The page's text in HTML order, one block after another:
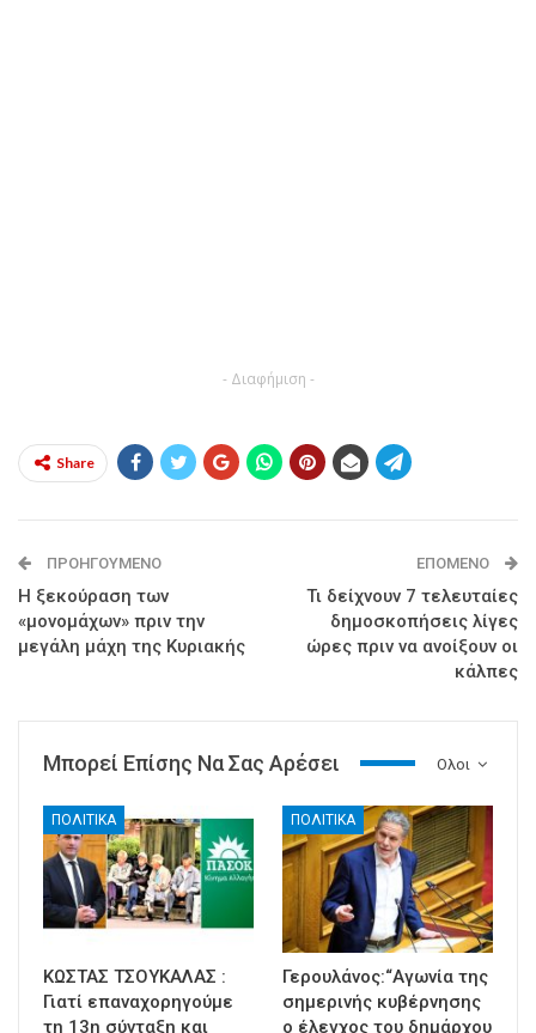
- Διαφήμιση -
Share
ΠΡΟΗΓΟΎΜΕΝΟ
Η ξεκούραση των
«μονομάχων» πριν την
μεγάλη μάχη της Κυριακής
ΕΠΌΜΕΝΟ
Τι δείχνουν 7 τελευταίες
δημοσκοπήσεις λίγες
ώρες πριν να ανοίξουν οι
κάλπες
Ολοι
Μπορεί Επίσης Να Σας Αρέσει
ΠΟΛΙΤΙΚΑ
ΚΩΣΤΑΣ ΤΣΟΥΚΑΛΑΣ :
Γιατί επαναχορηγούμε
τη 13η σύνταξη και
ΠΟΛΙΤΙΚΑ
Γερουλάνος:“Αγωνία της
σημερινής κυβέρνησης
ο έλεγχος του δημάρχου